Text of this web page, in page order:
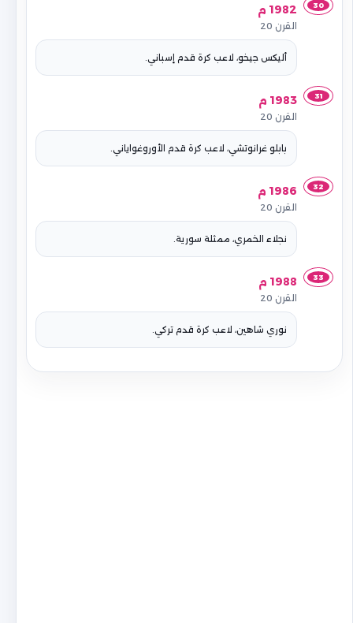
30 1982 م
القرن 20
أليكس جيخو، لاعب كرة قدم إسباني.
31 1983 م
القرن 20
بابلو غرانوتشي، لاعب كرة قدم الأوروغواياني.
32 1986 م
القرن 20
نجلاء الخمري، ممثلة سورية.
33 1988 م
القرن 20
نوري شاهين، لاعب كرة قدم تركي.